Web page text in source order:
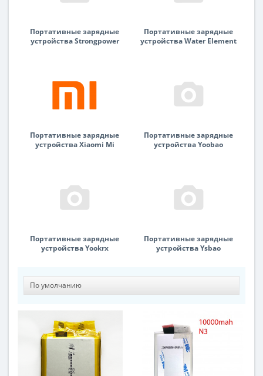
Портативные зарядные
устройства Strongpower
Портативные зарядные
устройства Water Element
Портативные зарядные
устройства Xiaomi Mi
Портативные зарядные
устройства Yoobao
Портативные зарядные
устройства Yookrx
Портативные зарядные
устройства Ysbao